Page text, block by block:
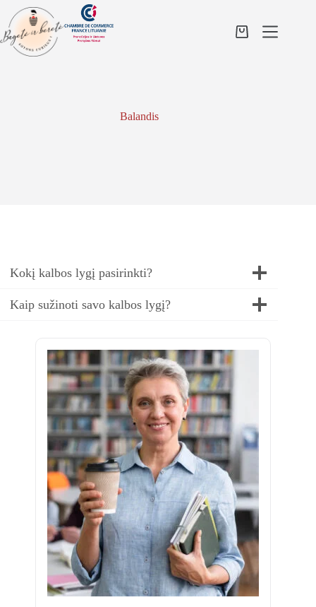
content
Shopping
Balandis
Kokį kalbos lygį pasirinkti?
Kaip sužinoti savo kalbos lygį?